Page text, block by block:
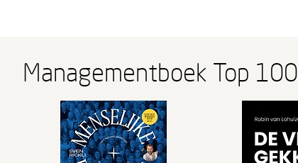
Managementboek Top 100